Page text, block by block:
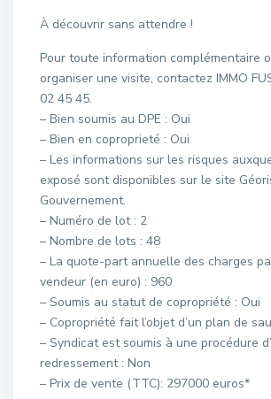
À découvrir sans attendre !
Pour toute information complémentaire
organiser une visite, contactez IMMO
02 45 45.
– Bien soumis au DPE : Oui
– Bien en coproprieté : Oui
– Les informations sur les risques
exposé sont disponibles sur le site
Gouvernement.
– Numéro de lot : 2
– Nombre de lots : 48
– La quote-part annuelle des charges
vendeur (en euro) : 960
– Soumis au statut de copropriété : Oui
– Copropriété fait l’objet d’un plan de
– Syndicat est soumis à une procédure
redressement : Non
– Prix de vente (TTC): 297000 euros*